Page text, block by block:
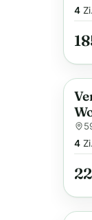
4Zi.
4Zi.